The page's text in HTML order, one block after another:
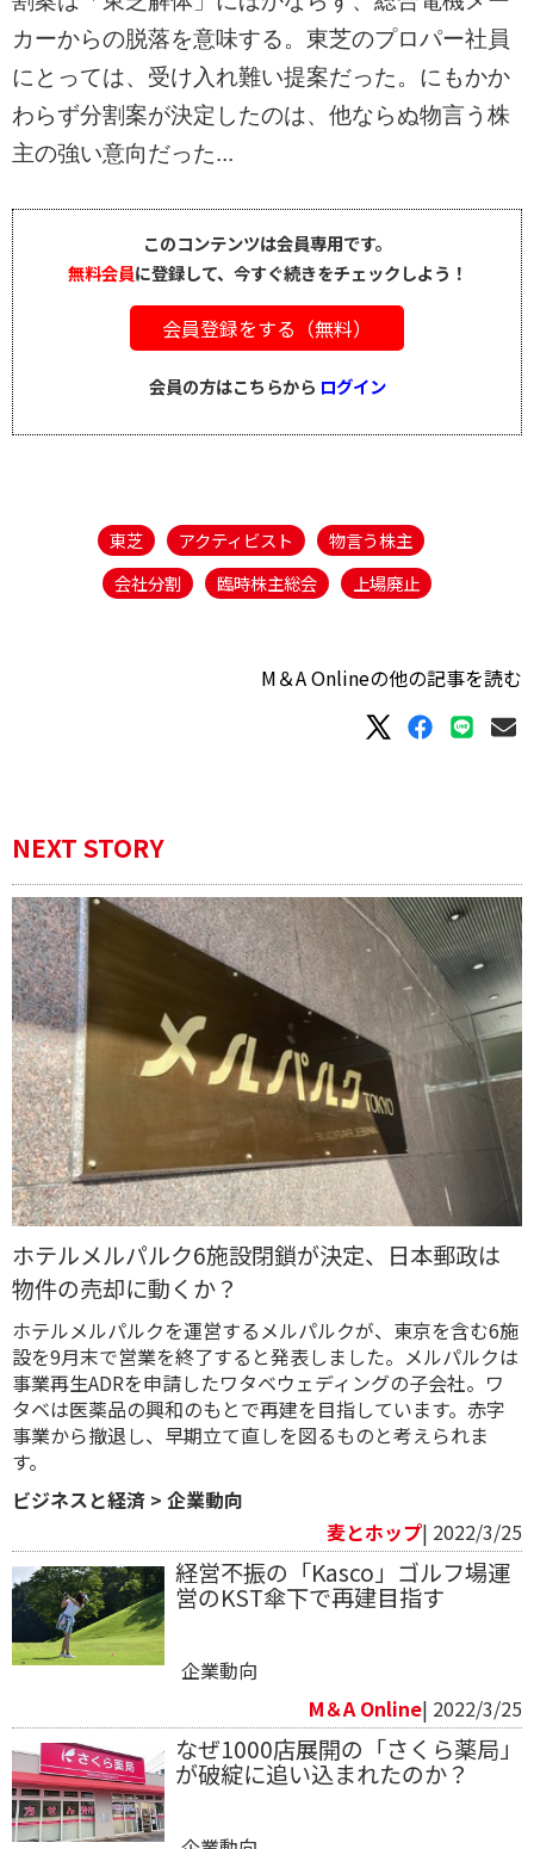
カーからの脱落を意味する。東芝のプロパー社員
にとっては、受け入れ難い提案だった。にもかか
わらず分割案が決定したのは、他ならぬ物言う株
主の強い意向だった...
このコンテンツは会員専用です。
無料会員に登録して、今すぐ続きをチェックしよう！
会員登録をする（無料）
会員の方はこちらから ログイン
東芝 アクティビスト
物言う株主
会社分割
臨時株主総会 上場廃止
M＆A Onlineの他の記事を読む
NEXT STORY
ホテルメルパルク6施設閉鎖が決定、日本郵政は
物件の売却に動くか？
ホテルメルパルクを運営するメルパルクが、東京を含む6施
設を9月末で営業を終了すると発表しました。メルパルクは
事業再生ADRを申請したワタベウェディングの子会社。ワ
タベは医薬品の興和のもとで再建を目指しています。赤字
事業から撤退し、早期立て直しを図るものと考えられま
す。
ビジネスと経済 > 企業動向
麦とホップ| 2022/3/25
経営不振の「Kasco」ゴルフ場運
営のKST傘下で再建目指す
企業動向
M＆A Online| 2022/3/25
なぜ1000店展開の「さくら薬局」
が破綻に追い込まれたのか？